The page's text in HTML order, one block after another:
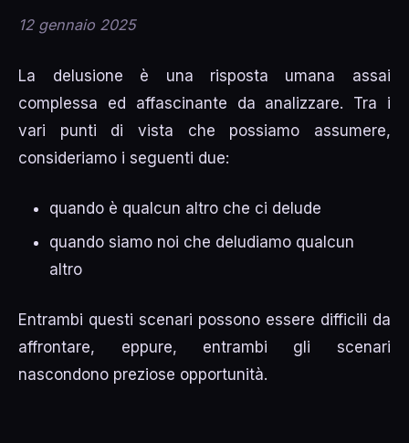
12 gennaio 2025
La delusione è una risposta umana assai
complessa ed affascinante da analizzare. Tra i
vari punti di vista che possiamo assumere,
consideriamo i seguenti due:
quando è qualcun altro che ci delude
quando siamo noi che deludiamo qualcun
altro
Entrambi questi scenari possono essere difficili da
affrontare, eppure, entrambi gli scenari
nascondono preziose opportunità.